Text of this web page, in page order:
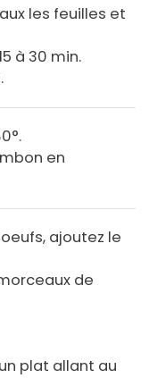
les feuilles et
à 30 min.
en
ajoutez le
de
plat allant au